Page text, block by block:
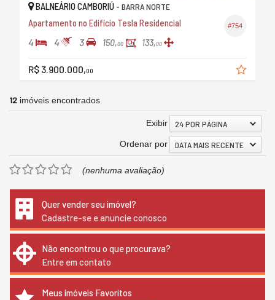
#754
BALNEÁRIO CAMBORIÚ - BARRA NORTE
Apartamento no Edifício Tesla Residencial
4 4 3 150,00 133,00
R$ 3.900.000,00
12 imóveis encontrados
Exibir 24 POR PÁGINA
Ordenar por DATA MAIS RECENTE
(nenhuma avaliação)
Quer vender seu imóvel?
Cadastre-se e anuncie conosco
Não encontrou o que procurava?
Entre em contato
Meus imóveis Favoritos